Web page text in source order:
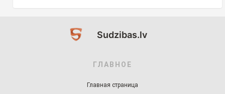
Sudzibas.lv
ГЛАВНОЕ
Главная страница